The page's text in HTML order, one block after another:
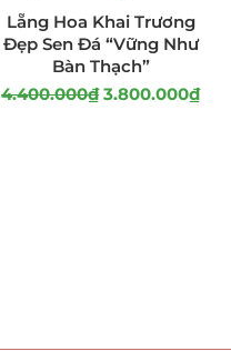
Lẵng Hoa Khai Trương
Đẹp Sen Đá “Vững Như
Bàn Thạch”
4.400.000₫ 3.800.000₫